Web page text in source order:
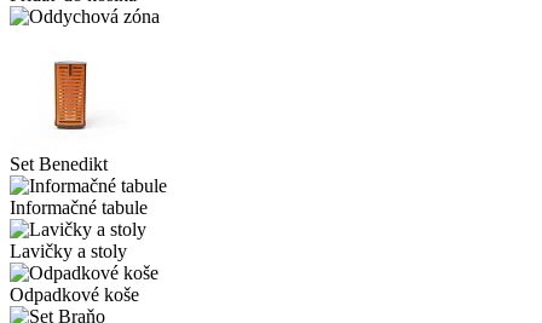
Set Benedikt
Informačné tabule
Lavičky a stoly
Odpadkové koše